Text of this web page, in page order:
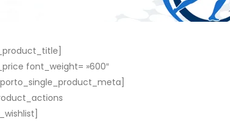
font_weight= »600″